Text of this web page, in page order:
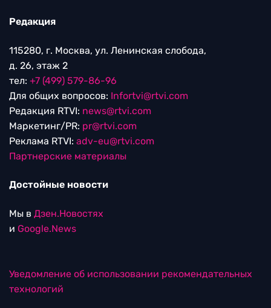
Редакция
115280, г. Москва, ул. Ленинская слобода,
д. 26, этаж 2
тел: +7 (499) 579-86-96
Для общих вопросов: Infortvi@rtvi.com
Редакция RTVI: news@rtvi.com
Маркетинг/PR: pr@rtvi.com
Реклама RTVI: adv-eu@rtvi.com
Партнерские материалы
Достойные новости
Мы в Дзен.Новостях
и Google.News
Уведомление об использовании рекомендательных
технологий